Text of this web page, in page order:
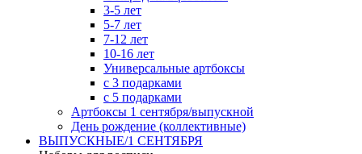
3-5 лет
5-7 лет
7-12 лет
10-16 лет
Универсальные артбоксы
с 3 подарками
с 5 подарками
Артбоксы 1 сентября/выпускной
День рождение (коллективные)
ВЫПУСКНЫЕ/1 СЕНТЯБРЯ